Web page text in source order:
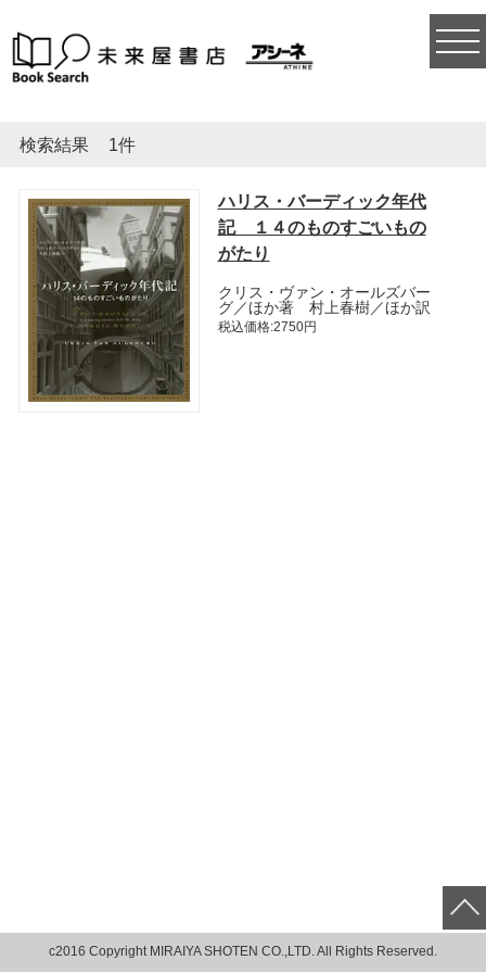
検索結果 1件
ハリス・バーディック年代
記 １４のものすごいもの
がたり
クリス・ヴァン・オールズバー
グ／ほか著 村上春樹／ほか訳
税込価格:2750円
c2016 Copyright MIRAIYA SHOTEN CO.,LTD. All Rights Reserved.